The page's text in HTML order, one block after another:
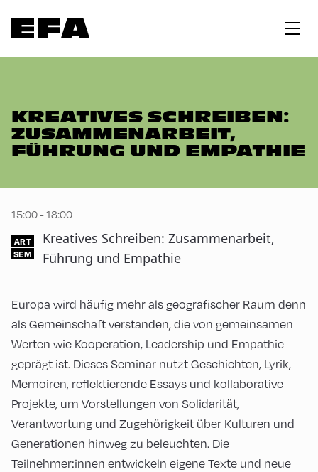
KREATIVES SCHREIBEN:
ZUSAMMENARBEIT,
FÜHRUNG UND EMPATHIE
15:00 - 18:00
ART
SEM
Kreatives Schreiben: Zusammenarbeit,
Führung und Empathie
Europa wird häufig mehr als geografischer Raum denn
als Gemeinschaft verstanden, die von gemeinsamen
Werten wie Kooperation, Leadership und Empathie
geprägt ist. Dieses Seminar nutzt Geschichten, Lyrik,
Memoiren, reflektierende Essays und kollaborative
Projekte, um Vorstellungen von Solidarität,
Verantwortung und Zugehörigkeit über Kulturen und
Generationen hinweg zu beleuchten. Die
Teilnehmer:innen entwickeln eigene Texte und neue